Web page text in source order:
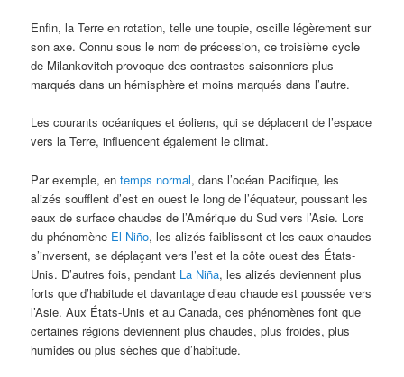
Enfin, la Terre en rotation, telle une toupie, oscille légèrement sur
son axe. Connu sous le nom de précession, ce troisième cycle
de Milankovitch provoque des contrastes saisonniers plus
marqués dans un hémisphère et moins marqués dans l’autre.
Les courants océaniques et éoliens, qui se déplacent de l’espace
vers la Terre, influencent également le climat.
Par exemple, entemps normal, dans l’océan Pacifique, les
alizés soufflent d’est en ouest le long de l’équateur, poussant les
eaux de surface chaudes de l’Amérique du Sud vers l’Asie. Lors
du phénomène El Niño, les alizés faiblissent et les eaux chaudes
s’inversent, se déplaçant vers l’est et la côte ouest des États-
Unis. D’autres fois, pendant La Niña, les alizés deviennent plus
forts que d’habitude et davantage d’eau chaude est poussée vers
l’Asie. Aux États-Unis et au Canada, ces phénomènes font que
certaines régions deviennent plus chaudes, plus froides, plus
humides ou plus sèches que d’habitude.